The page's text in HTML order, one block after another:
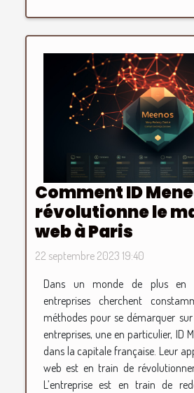
Comment ID
révolutionne le
web à Paris
22 septembre 2023 19:40
Dans un monde de plus en
entreprises cherchent
méthodes pour se démarquer
entreprises, une en particulier, ID
dans la capitale française. Leur
web est en train de
L’entreprise est en train de